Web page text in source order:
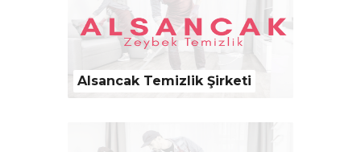
Alsancak Temizlik Şirketi